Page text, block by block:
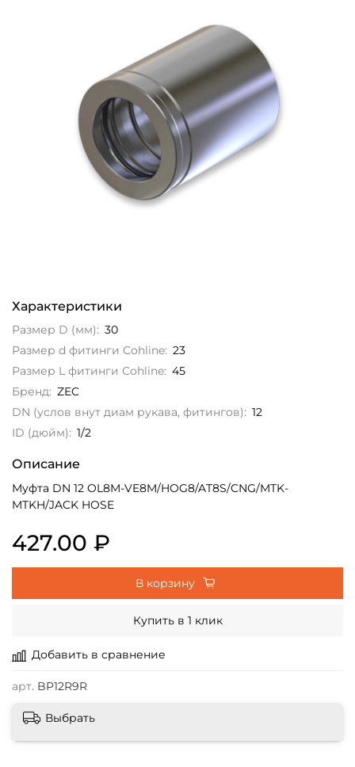
Добавить в сравнение
арт. BP12R9R
Характеристики
Размер D (мм): 30
Размер d фитинги Cohline: 23
Размер L фитинги Cohline: 45
Бренд: ZEC
DN (услов внут диам рукава, фитингов): 12
ID (дюйм): 1/2
Описание
Муфта DN 12 OL8M-VE8M/HOG8/AT8S/CNG/MTK-
MTKH/JACK HOSE
427.00 ₽
В корзину
Купить в 1 клик
Выбрать